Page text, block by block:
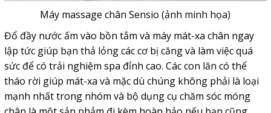
Máy massage chân Sensio (ảnh minh họa)
Đổ đầy nước ấm vào bồn tắm và máy mát-xa chân ngay
lập tức giúp bạn thả lỏng các cơ bị căng và làm việc quá
sức để có trải nghiệm spa đỉnh cao. Các con lăn có thể
tháo rời giúp mát-xa và mặc dù chúng không phải là loại
mạnh nhất trong nhóm và bộ dụng cụ chăm sóc móng